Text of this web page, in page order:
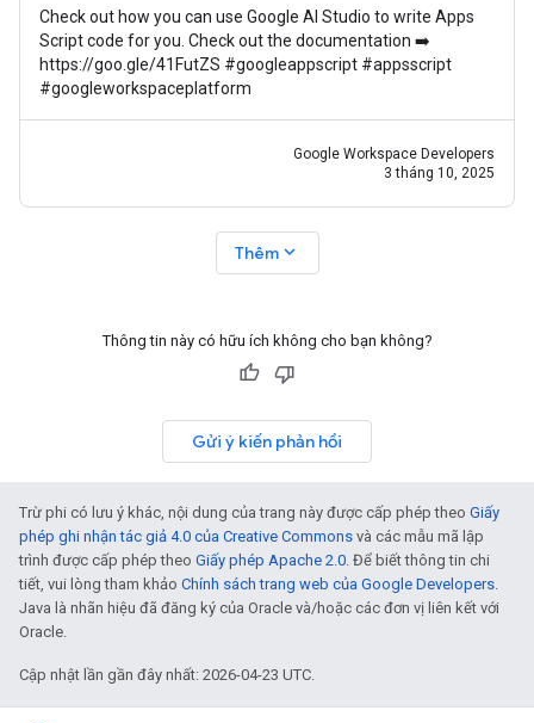
Check out how you can use Google AI Studio to write Apps
Script code for you. Check out the documentation ➡️
https://goo.gle/41FutZS #googleappscript #appsscript
#googleworkspaceplatform
Google Workspace Developers
3 tháng 10, 2025
Thêmexpand_more
Thông tin này có hữu ích không cho bạn không?
Gửi ý kiến phản hồi
Trừ phi có lưu ý khác, nội dung của trang này được cấp phép theo Giấy
phép ghi nhận tác giả 4.0 của Creative Commons và các mẫu mã lập
trình được cấp phép theo Giấy phép Apache 2.0 . Để biết thông tin chi
tiết, vui lòng tham khảo Chính sách trang web của Google Developers
Java là nhãn hiệu đã đăng ký của Oracle và/hoặc các đơn vị liên kết với
Oracle.
Cập nhật lần gần đây nhất: 2026-04-23 UTC.